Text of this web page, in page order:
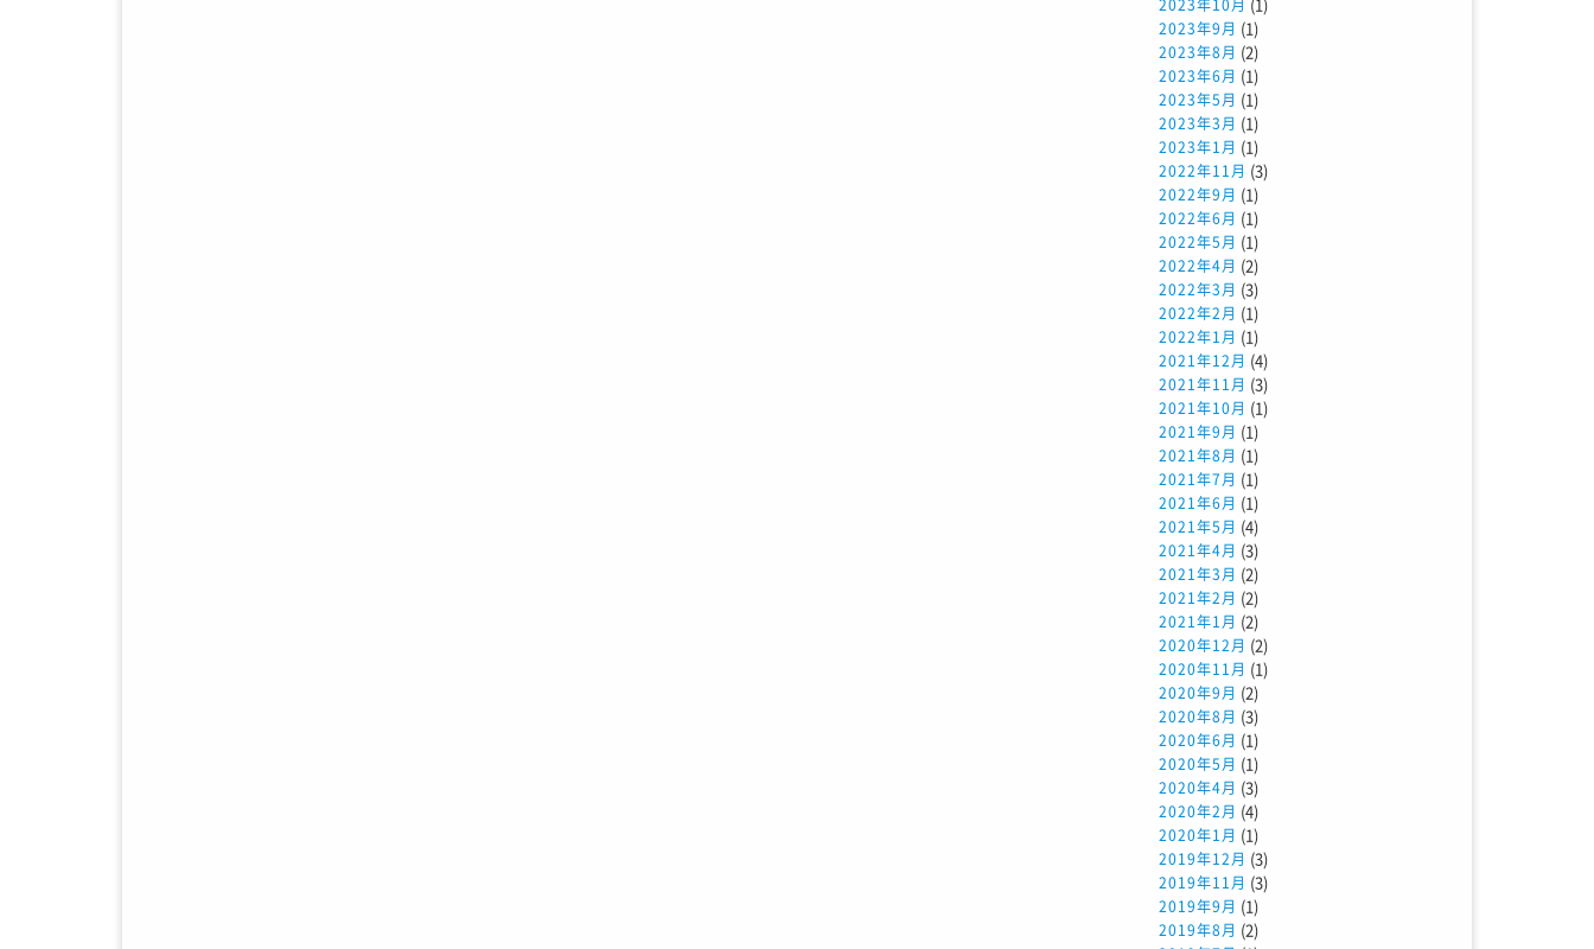
2023年10月
2023年9月 (1)
2023年8月 (2)
2023年6月 (1)
2023年5月 (1)
2023年3月 (1)
2023年1月 (1)
2022年11月 (3)
2022年9月 (1)
2022年6月 (1)
2022年5月 (1)
2022年4月 (2)
2022年3月 (3)
2022年2月 (1)
2022年1月 (1)
2021年12月 (4)
2021年11月 (3)
2021年10月 (1)
2021年9月 (1)
2021年8月 (1)
2021年7月 (1)
2021年6月 (1)
2021年5月 (4)
2021年4月 (3)
2021年3月 (2)
2021年2月 (2)
2021年1月 (2)
2020年12月 (2)
2020年11月 (1)
2020年9月 (2)
2020年8月 (3)
2020年6月 (1)
2020年5月 (1)
2020年4月 (3)
2020年2月 (4)
2020年1月 (1)
2019年12月 (3)
2019年11月 (3)
2019年9月 (1)
2019年8月 (2)